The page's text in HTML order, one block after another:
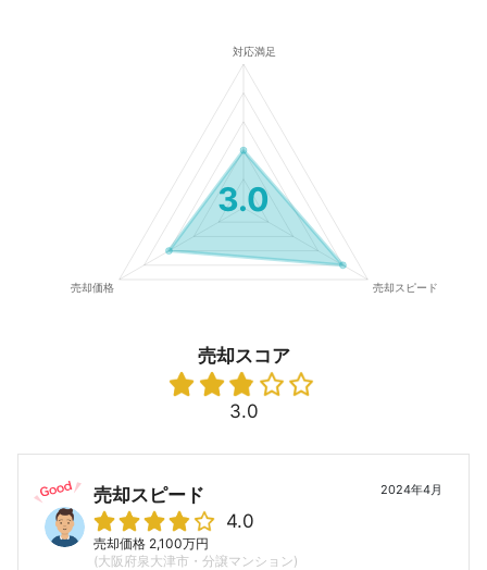
3.0
売却スコア
3.0
2024年4月
売却スピード
4.0
売却価格 2,100万円
(大阪府泉大津市・分譲マンション)